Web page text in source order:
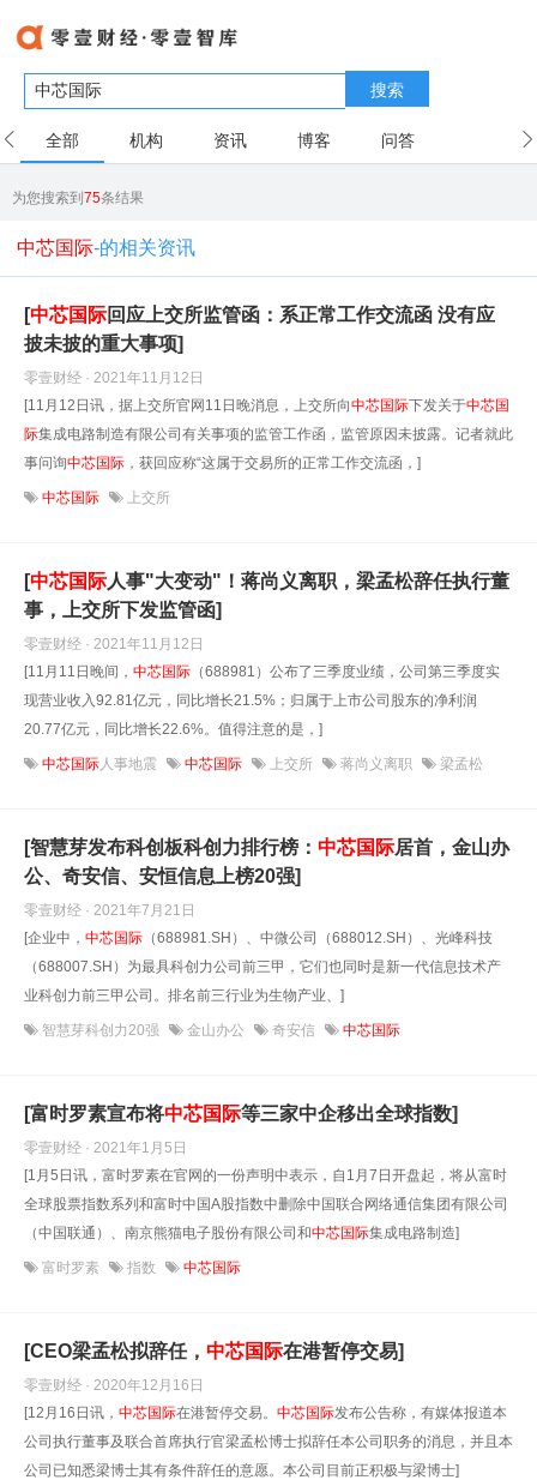
搜索
全部 机构 资讯 博客 问答
为您搜索到75条结果
中芯国际-的相关资讯
[中芯国际回应上交所监管函：系正常工作交流函 没有应
披未披的重大事项]
零壹财经 · 2021年11月12日
[11月12日讯，据上交所官网11日晚消息，上交所向中芯国际下发关于中芯国
际集成电路制造有限公司有关事项的监管工作函，监管原因未披露。记者就此
事问询中芯国际 ，获回应称“这属于交易所的正常工作交流函，]
中芯国际 上交所
[中芯国际人事"大变动"！蒋尚义离职，梁孟松辞任执行董
事，上交所下发监管函]
零壹财经 · 2021年11月12日
[11月11日晚间， 中芯国际 （688981）公布了三季度业绩，公司第三季度实
现营业收入92.81亿元，同比增长21.5%；归属于上市公司股东的净利润
20.77亿元，同比增长22.6%。值得注意的是，]
中芯国际人事地震 中芯国际 上交所 蒋尚义离职 梁孟松
[智慧芽发布科创板科创力排行榜： 中芯国际居首，金山办
公、奇安信、安恒信息上榜20强]
零壹财经 · 2021年7月21日
[企业中， 中芯国际 （688981.SH）、中微公司（688012.SH）、光峰科技
（688007.SH）为最具科创力公司前三甲，它们也同时是新一代信息技术产
业科创力前三甲公司。排名前三行业为生物产业、]
智慧芽科创力20强 金山办公 奇安信 中芯国际
[富时罗素宣布将中芯国际等三家中企移出全球指数]
零壹财经 · 2021年1月5日
[1月5日讯，富时罗素在官网的一份声明中表示，自1月7日开盘起，将从富时
全球股票指数系列和富时中国A股指数中删除中国联合网络通信集团有限公司
（中国联通）、南京熊猫电子股份有限公司和中芯国际集成电路制造]
富时罗素 指数 中芯国际
[CEO梁孟松拟辞任， 中芯国际在港暂停交易]
零壹财经 · 2020年12月16日
[12月16日讯， 中芯国际在港暂停交易。 中芯国际发布公告称，有媒体报道本
公司执行董事及联合首席执行官梁孟松博士拟辞任本公司职务的消息，并且本
公司已知悉梁博士其有条件辞任的意愿。本公司目前正积极与梁博士]